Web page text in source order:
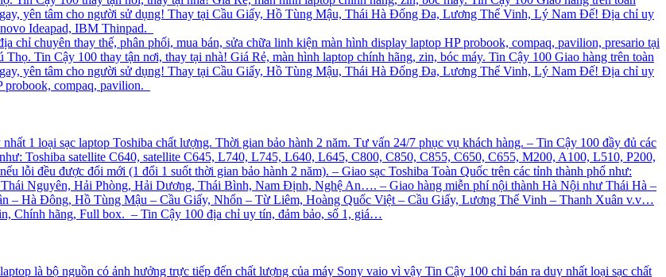
yên tâm cho người sử dụng! Thay tại Cầu Giấy, Hồ Tùng Mậu, Thái Hà Đống Đa, Lương Thể Vinh, Lý Nam Đế! Địa chỉ uy
Ideapad, IBM Thinpad.
chỉ chuyên thay thế, phân phối, mua bán, sửa chữa linh kiện màn hình display laptop HP probook, compaq, pavilion, presario tại
Tin Cậy 100 thay tận nơi, thay tại nhà! Giá Rẻ, màn hình laptop chính hãng, zin, bóc máy. Tin Cậy 100 Giao hàng trên toàn
yên tâm cho người sử dụng! Thay tại Cầu Giấy, Hồ Tùng Mậu, Thái Hà Đống Đa, Lương Thể Vinh, Lý Nam Đế! Địa chỉ uy
probook, compaq, pavilion.
1 loại sạc laptop Toshiba chất lượng. Thời gian bảo hành 2 năm. Tư vấn 24/7 phục vụ khách hàng. – Tin Cậy 100 đầy đủ các
Toshiba satellite C640, satellite C645, L740, L745, L640, L645, C800, C850, C855, C650, C655, M200, A100, L510, P200,
lỗi đều được đổi mới (1 đổi 1 suốt thời gian bảo hành 2 năm). – Giao sạc Toshiba Toàn Quốc trên các tỉnh thành phố như:
Nguyên, Hải Phòng, Hải Dương, Thái Bình, Nam Định, Nghệ An…. – Giao hàng miễn phí nội thành Hà Nội như Thái Hà –
– Hà Đông, Hồ Tùng Mậu – Cầu Giấy, Nhổn – Từ Liêm, Hoàng Quốc Việt – Cầu Giấy, Lương Thế Vinh – Thanh Xuân v.v…
Chính hãng, Full box. – Tin Cậy 100 địa chỉ uy tín, đảm bảo, số 1, giá…
là bộ nguồn có ảnh hưởng trực tiếp đến chất lượng của máy Sony vaio vì vậy Tin Cậy 100 chỉ bán ra duy nhất loại sạc chất